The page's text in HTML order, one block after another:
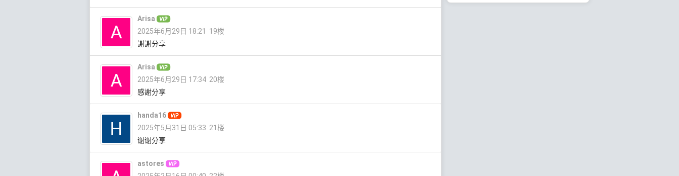
Arisa
2025年6月29日 18:21
19楼
謝謝分享
Arisa
2025年6月29日 17:34 20楼
感謝分享
handa16
2025年5月31日 05:33 21楼
谢谢分享
astores